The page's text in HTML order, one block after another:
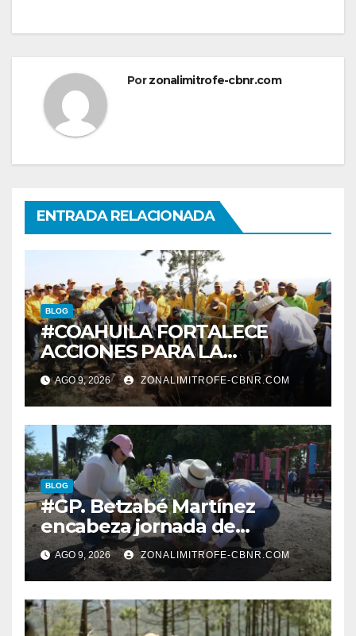
Porzonalimitrofe-cbnr.com
ENTRADA RELACIONADA
BLOG
#COAHUILA FORTALECE
ACCIONES PARA LA
RESTAURACIÓN Y
PROTECCIÓN DE SUS
ECOSISTEMAS
AGO 9, 2026 ZONALIMITROFE-CBNR.COM
BLOG
#GP. Betzabé Martínez
encabeza jornada de
reforestación en el Parque 5
de Mayo*
AGO 9, 2026 ZONALIMITROFE-CBNR.COM